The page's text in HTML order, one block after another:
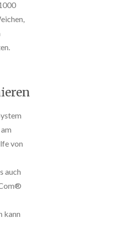
von
auch
kann